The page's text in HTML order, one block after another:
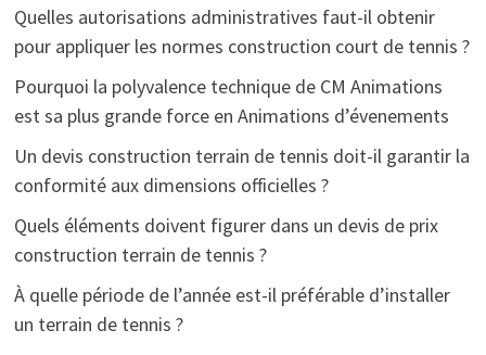
Quelles autorisations administratives faut-il obtenir
pour appliquer les normes construction court de tennis ?
Pourquoi la polyvalence technique de CM Animations
est sa plus grande force en Animations d’évenements
Un devis construction terrain de tennis doit-il garantir la
conformité aux dimensions officielles ?
Quels éléments doivent figurer dans un devis de prix
construction terrain de tennis ?
À quelle période de l’année est-il préférable d’installer
un terrain de tennis ?